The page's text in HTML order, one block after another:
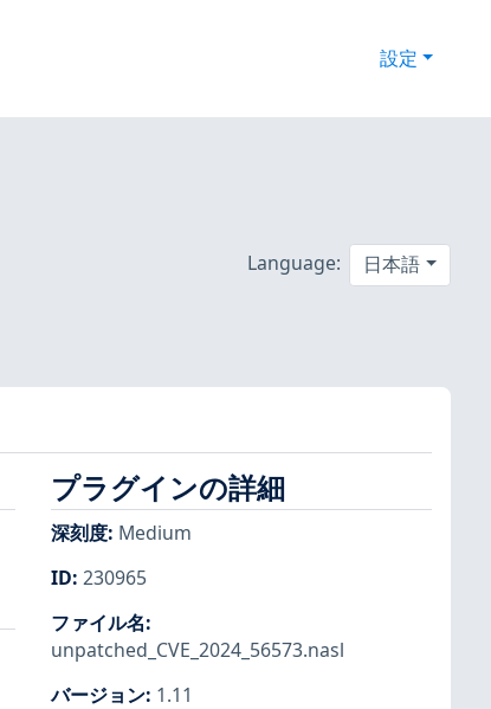
設定
Language: 日本語
プラグインの詳細
深刻度: Medium
ID: 230965
ファイル名:
unpatched_CVE_2024_56573.nasl
バージョン: 1.11